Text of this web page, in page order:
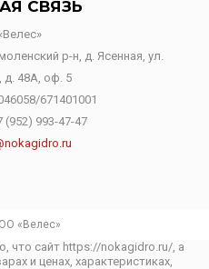
СВЯЗЬ
р-н, д. Ясенная, ул.
д. 48А, оф. 5
671401001
(952) 993-47-47
«Велес»
что сайт https://nokagidro.ru/, а
и ценах, характеристиках,